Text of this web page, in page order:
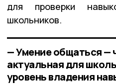
для проверки
школьников.
— Умение общаться —
актуальная для
уровень владения